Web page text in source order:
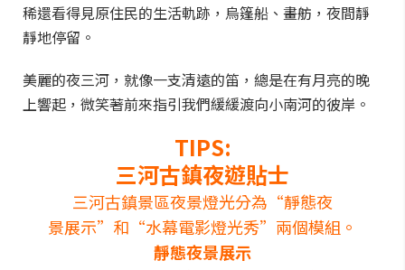
稀還看得見原住民的生活軌跡，烏篷船、畫舫，夜間靜
靜地停留。
美麗的夜三河，就像一支清遠的笛，總是在有月亮的晚
上響起，微笑著前來指引我們緩緩渡向小南河的彼岸。
TIPS:
三河古鎮夜遊貼士
三河古鎮景區夜景燈光分為“靜態夜
景展示”和“水幕電影燈光秀”兩個模組。
靜態夜景展示